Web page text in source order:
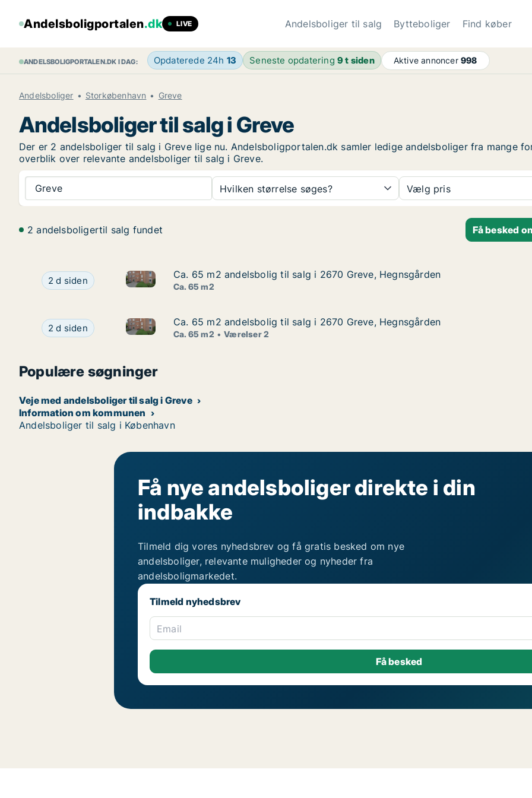
Andelsboligportalen.dk LIVE Andelsboliger til salg Bytteboliger Find køber
ANDELSBOLIGPORTALEN.DK I DAG: Opdaterede 24h 13 Seneste opdatering9 t siden Aktive annoncer998
Andelsboliger Storkøbenhavn Greve
Andelsboliger til salg i Greve
Der er 2 andelsboliger til salg i Greve lige nu. Andelsboligportalen.dk samler ledige andelsboliger fra mange
overblik over relevante andelsboliger til salg i Greve.
Greve Hvilken størrelse søges? Vælg pris
2 andelsboligertil salg fundet Få besked
Ca. 65 m2 andelsbolig til salg i 2670 Greve, Hegnsgården
2 d siden Ca. 65 m2 andelsbolig til salg i 2670 Greve, Hegnsgården
Ca. 65 m2 andelsbolig til salg i 2670 Greve, Hegnsgården
Ca. 65 m2 andelsbolig til salg i 2670 Greve, Hegnsgården
Ca. 65 m2
Ca. 65 m2 andelsbolig til salg i 2670 Greve, Hegnsgården
2 d siden Ca. 65 m2 andelsbolig til salg i 2670 Greve, Hegnsgården
Ca. 65 m2 andelsbolig til salg i 2670 Greve, Hegnsgården
Ca. 65 m2 andelsbolig til salg i 2670 Greve, Hegnsgården
Ca. 65 m2 Værelser 2
Populære søgninger
Veje med andelsboliger til salg i Greve
Information om kommunen
Andelsboliger til salg i København
Få nye andelsboliger direkte i din
indbakke
Tilmeld dig vores nyhedsbrev og få gratis besked om nye
andelsboliger, relevante muligheder og nyheder fra
andelsboligmarkedet.
Tilmeld nyhedsbrev
Email